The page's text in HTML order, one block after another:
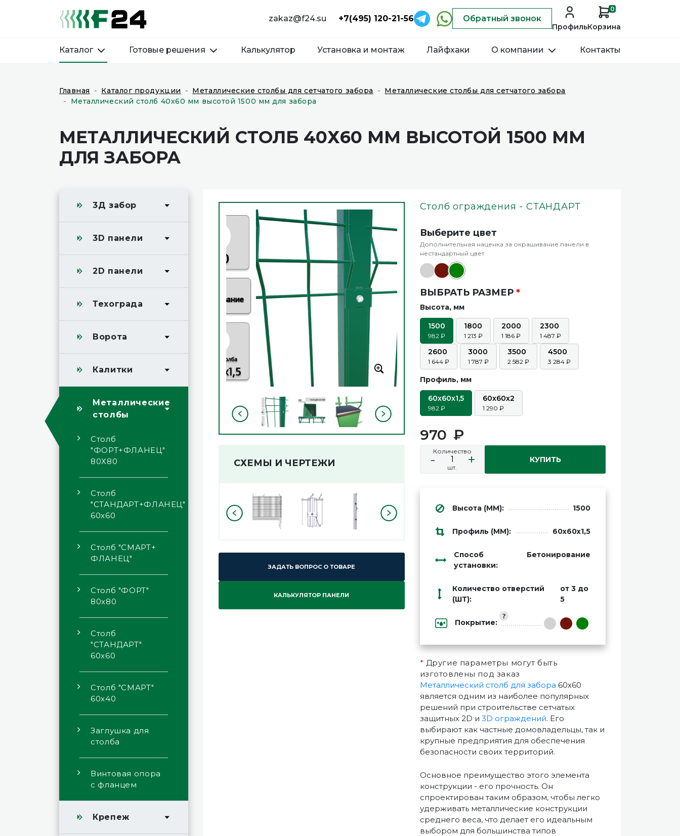
zakaz@f24.su +7(495) 120-21-56 Обратный звонок
Профиль
0
Корзина
Каталог Готовые решения Калькулятор Установка и монтаж Лайфхаки О компании Контакты
Главная Каталог продукции Металлические столбы для сетчатого забора
Металлические столбы для сетчатого забора
Металлический столб 40х60 мм высотой 1500 мм для забора
МЕТАЛЛИЧЕСКИЙ СТОЛБ 40Х60 ММ ВЫСОТОЙ 1500 ММ
ДЛЯ ЗАБОРА
3Д забор
3D панели
2D панели
Техограда
Ворота
Калитки
Металлические
столбы
Столб
"ФОРТ+ФЛАНЕЦ"
80Х80
Столб
"СТАНДАРТ+ФЛАНЕЦ"
60х60
Столб "СМАРТ+
ФЛАНЕЦ"
Столб "ФОРТ"
80х80
Столб
"СТАНДАРТ"
60х60
Столб "СМАРТ"
60х40
Заглушка для
столба
Винтовая опора
с фланцем
Крепеж
СХЕМЫ И ЧЕРТЕЖИ
ЗАДАТЬ ВОПРОС О ТОВАРЕ
КАЛЬКУЛЯТОР ПАНЕЛИ
Столб ограждения - СТАНДАРТ
Выберите цвет
Дополнительная наценка за окрашивание панели в
нестандартный цвет
ВЫБРАТЬ РАЗМЕР *
Высота, мм
1500
982
1800
1 213
2000
1 186
2300
1 487
2600
1 644
3000
1 787
3500
2 582
4500
3 284
Профиль, мм
60х60х1,5
982
60х60х2
1 290
970
Количество
- +
шт.
КУПИТЬ
Высота (ММ): 1500
Профиль (ММ): 60х60х1,5
Способ
установки:
Бетонирование
Количество отверстий
(ШТ):
от 3 до
5
Покрытие:
* Другие параметры могут быть
изготовлены под заказ
Металлический столб для забора 60х60
является одним из наиболее популярных
решений при строительстве сетчатых
защитных 2D и 3D ограждений. Его
выбирают как частные домовладельцы, так и
крупные предприятия для обеспечения
безопасности своих территорий.
Основное преимущество этого элемента
конструкции - его прочность. Он
спроектирован таким образом, чтобы легко
удерживать металлические конструкции
среднего веса, что делает его идеальным
выбором для большинства типов